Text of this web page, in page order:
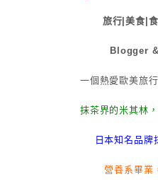
旅行|美食|
Blogger
一個熱愛歐美旅
抹茶界的米其林
日本知名品牌
營養系畢業